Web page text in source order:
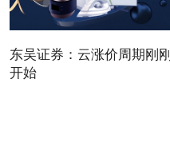
东吴证券：云涨价周期刚刚
开始